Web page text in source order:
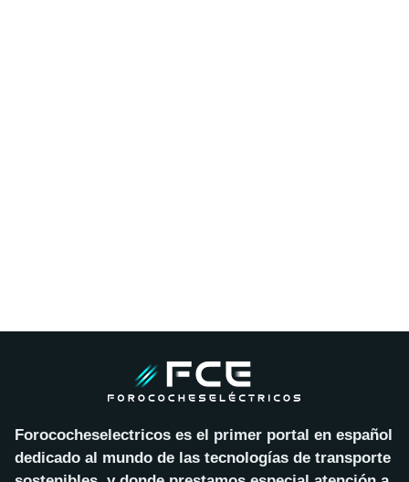
Forococheselectricos es el primer portal en español
dedicado al mundo de las tecnologías de transporte